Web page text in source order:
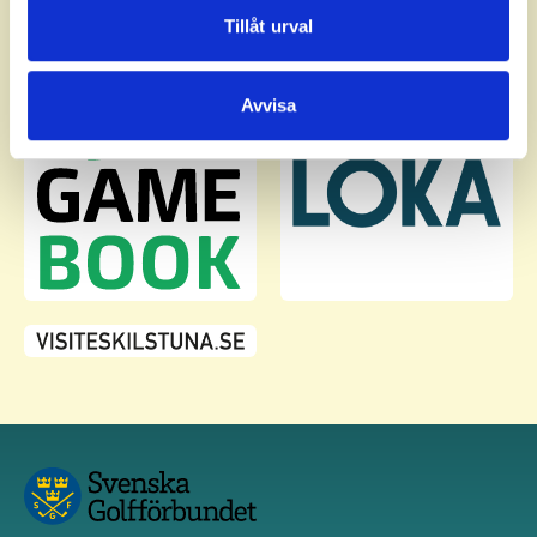
Dessa kan i sin tur kombinera informationen med annan
information som du har tillhandahållit eller som de har
Tillåt urval
Avvisa